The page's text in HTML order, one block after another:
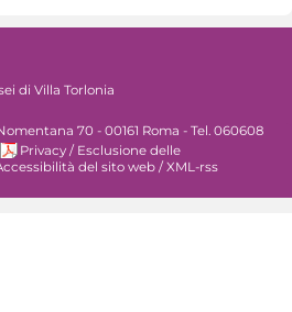
di Villa Torlonia
70 - 00161 Roma - Tel. 060608
Privacy / Esclusione delle
del sito web / XML-rss